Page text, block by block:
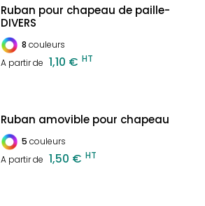
Ruban pour chapeau de paille-
DIVERS
8 couleurs
A partir de 1,10 € HT
Ruban amovible pour chapeau
5 couleurs
A partir de 1,50 € HT